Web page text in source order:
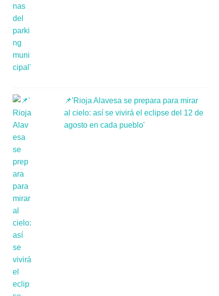
📌'Rioja Alavesa se prepara para mirar
al cielo: así se vivirá el eclipse del 12 de
agosto en cada pueblo'